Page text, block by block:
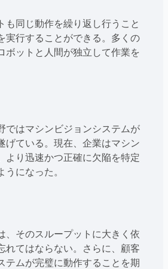
も同じ動作を繰り返し行うこと
実行することができる。多くの
ボットと人間が独立して作業を
ではマシンビジョンシステムが
げている。現在、企業はマシン
より迅速かつ正確に欠陥を特定
になった。
、そのスループットに大きく依
れてはならない。さらに、顧客
テムが完璧に動作することを期